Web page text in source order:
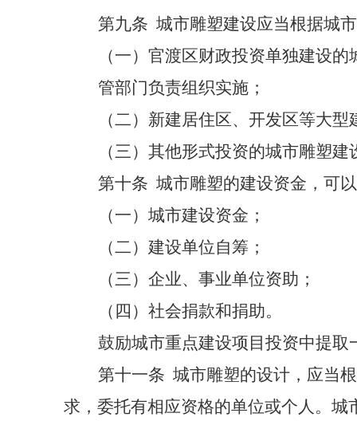
第九条 城市雕塑建设应当根据城
（一）官渡区财政投资单独建设
管部门负责组织实施；
（二）新建居住区、开发区等大
（三）其他形式投资的城市雕塑
第十条 城市雕塑的建设资金，可
（一）城市建设资金；
（二）建设单位自筹；
（三）企业、事业单位资助；
（四）社会捐款和捐助。
鼓励城市重点建设项目投资中提
第十一条 城市雕塑的设计，应当
求，委托有相应资格的单位或个人。